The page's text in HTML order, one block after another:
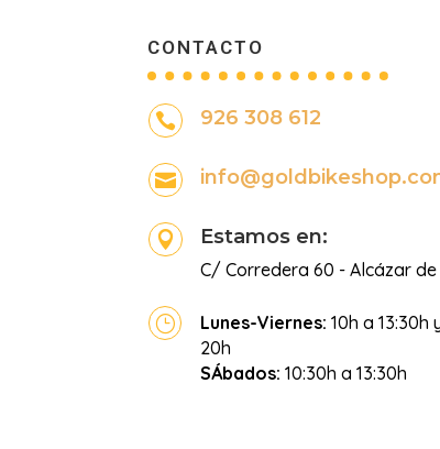
CONTACTO
 926 308 612

 Estamos en:
C/ Corredera 60 - Alcázar de
} Lunes-Viernes: 10h a 13:30h
20h
SÁbados: 10:30h a 13:30h